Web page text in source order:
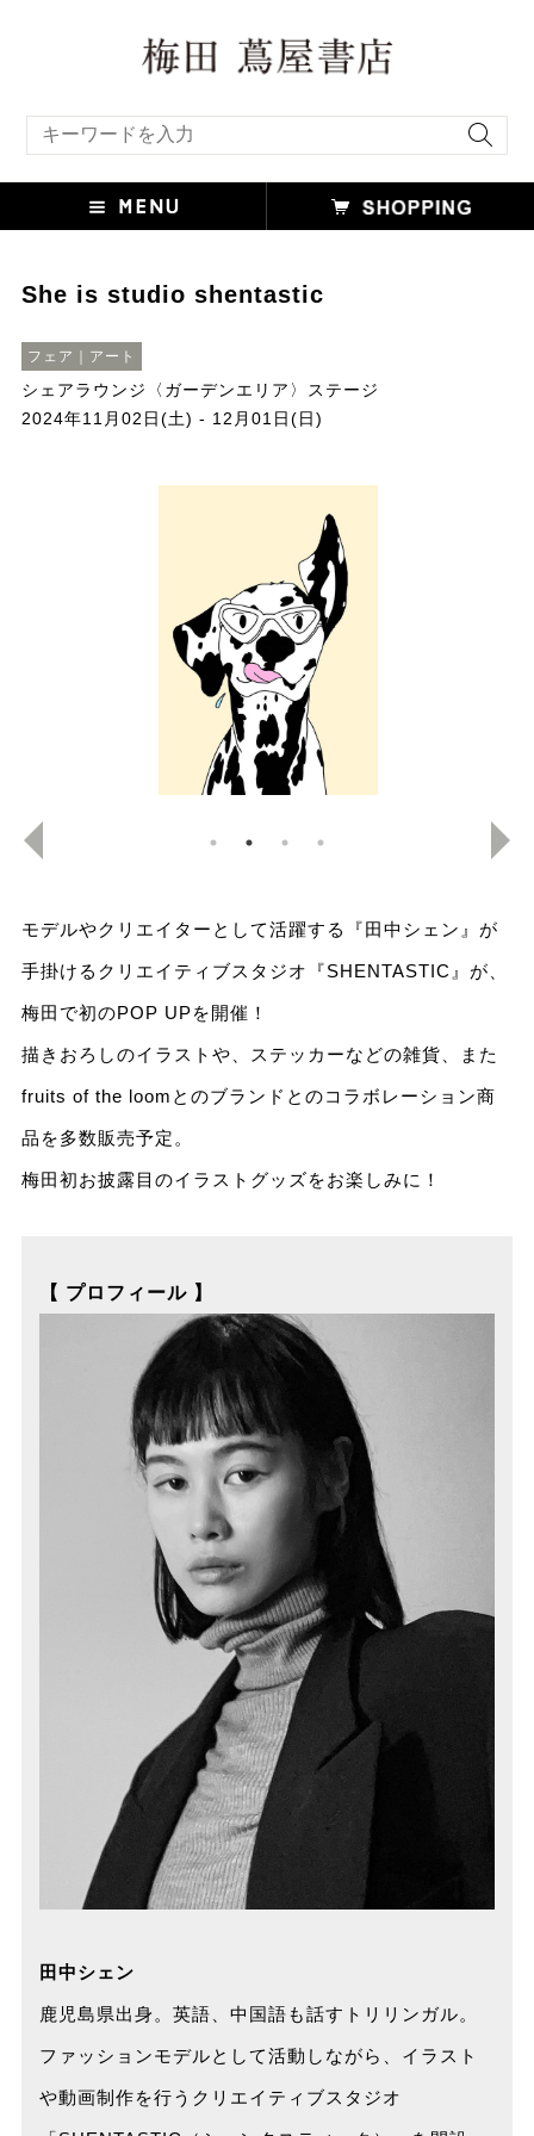
She is studio shentastic
フェア｜アート
シェアラウンジ〈ガーデンエリア〉ステージ
2024年11月02日(土) - 12月01日(日)
モデルやクリエイターとして活躍する『田中シェン』が
手掛けるクリエイティブスタジオ『SHENTASTIC』が、
梅田で初のPOP UPを開催！
描きおろしのイラストや、ステッカーなどの雑貨、また
fruits of the loomとのブランドとのコラボレーション商
品を多数販売予定。
梅田初お披露目のイラストグッズをお楽しみに！
【 プロフィール 】
田中シェン
鹿児島県出身。英語、中国語も話すトリリンガル。
ファッションモデルとして活動しながら、イラスト
や動画制作を行うクリエイティブスタジオ